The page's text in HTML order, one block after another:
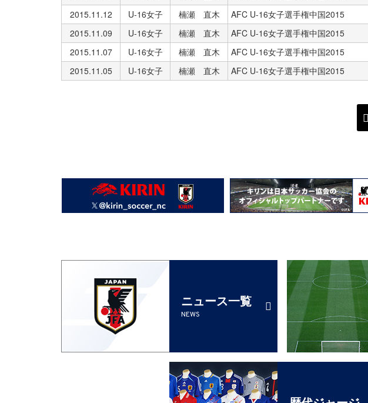
2015.11.12
U-16女子 楠瀬 直木 AFC U-16女子選手権中国2015
2015.11.09
U-16女子 楠瀬 直木 AFC U-16女子選手権中国2015
2015.11.07
U-16女子 楠瀬 直木 AFC U-16女子選手権中国2015
2015.11.05
U-16女子 楠瀬 直木 AFC U-16女子選手権中国2015
ニュース一覧
NEWS